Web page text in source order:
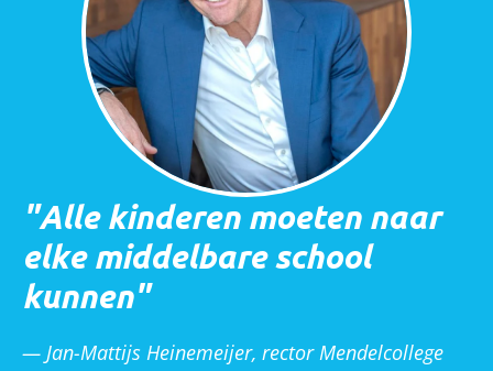
Alle kinderen moeten naar
elke middelbare school
kunnen
— Jan-Mattijs Heinemeijer, rector Mendelcollege